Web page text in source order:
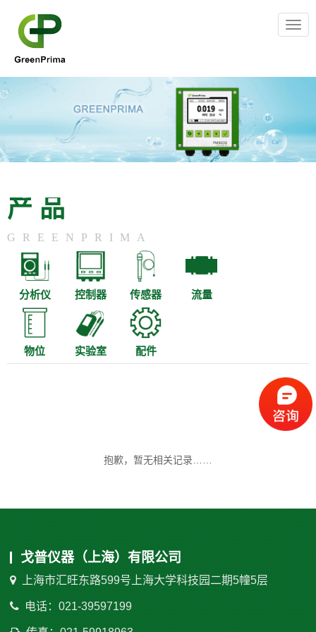
产品
GREENPRIMA
分析仪 控制器 传感器 流量
物位 实验室 配件
抱歉，暂无相关记录……
戈普仪器（上海）有限公司
上海市汇旺东路599号上海大学科技园二期5幢5层
电话：021-39597199